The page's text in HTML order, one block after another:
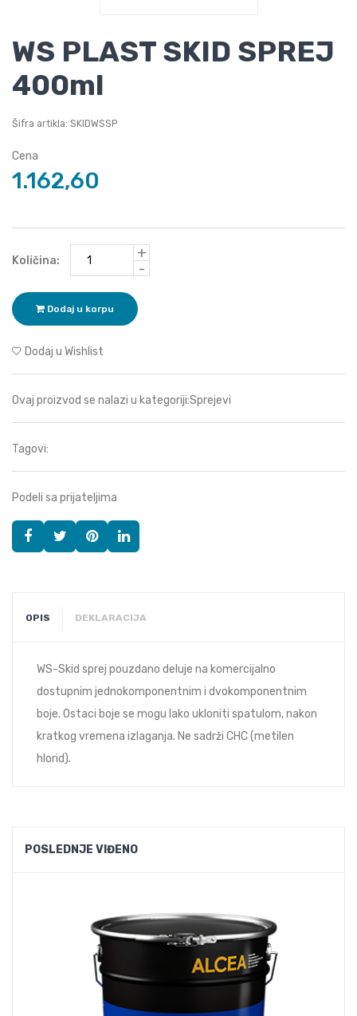
WS PLAST SKID SPREJ
400ml
Šifra artikla: SKIDWSSP
Cena
1.162,60
Količina:
+
-
Dodaj u korpu
Dodaj u Wishlist
Ovaj proizvod se nalazi u kategoriji:Sprejevi
Tagovi:
Podeli sa prijateljima
OPIS DEKLARACIJA
WS-Skid sprej pouzdano deluje na komercijalno
dostupnim jednokomponentnim i dvokomponentnim
boje. Ostaci boje se mogu lako ukloniti spatulom, nakon
kratkog vremena izlaganja. Ne sadrži CHC (metilen
hlorid).
POSLEDNJE VIĐENO